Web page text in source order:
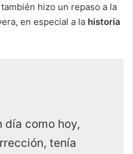
hizo un repaso a la
en especial a la historia
día como hoy,
tenía